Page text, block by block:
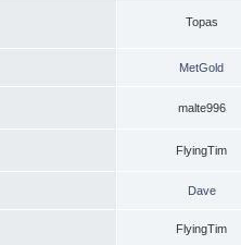
Topas
MetGold
malte996
FlyingTim
Dave
FlyingTim